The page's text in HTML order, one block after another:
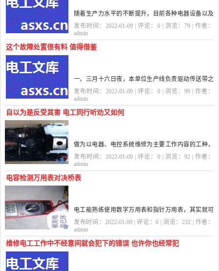
随着生产力水平的不断提升，目前各种电器设备以及
电工耗材用品，可谓是多如牛毛。无奈这当中也存在
着鱼目混珠的乱象，以致不少专业的电工都有遇到过
“李鬼”的经历！作...
发布时间：2022-01-09 | 评论： 0| 浏览： 79| 作者：
admin
这个故障处置很有料 值得借鉴
一、三月十六日夜，本单位生产线负责驱动传送带之
惠丰牌（现欧瑞牌变频器前身）22KW变频器突发故
障，具体表现为运行过程中不定时出现报“LU”欠压故
障代码。作为当班维...
发布时间：2022-01-09 | 评论： 0| 浏览： 99| 作者：
admin
自以为是反受其害 电工同行听劝又如何
做为以电器、电控系统维修为主要工作内容的工种，
维修电工所需具备的专业知识以及专业素养，在电工
各个分支工种中那是有目共睹的！但除了上面所说的
这些必备条件外，要...
发布时间：2022-01-09 | 评论： 0| 浏览： 92| 作者：
admin
电容检测万用表对决桥表
电工能熟练使用数字万用表和指针万用表，其实就可
以在维修时对一些常见的问题轻松解决，对于电路通
断排查，电流电压检测万用表非常简单快捷，但这对
于有些维修来说其实...
发布时间：2022-01-09 | 评论：0 | 浏览：232 | 作者：
admin
维修电工工作中不经意间就会犯下的错误 也许你也经常犯